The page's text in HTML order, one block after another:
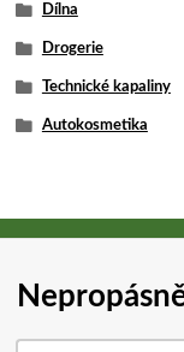
Dílna
Drogerie
Technické kapaliny
Autokosmetika